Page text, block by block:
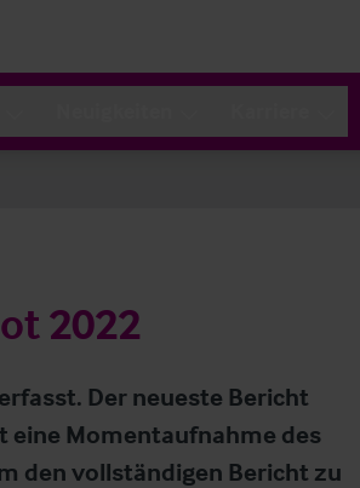
2022
Der neueste Bericht
eine Momentaufnahme des
den vollständigen Bericht zu